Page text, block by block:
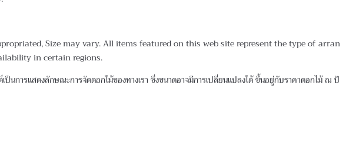
Size may vary. All items featured on this web site represent the type of arran
in certain regions.
นการแสดงลักษณะการจัดดอกไม้ของทางเรา ซึ่งขนาดอาจมีการเปลี่ยนแปลงได้ ขึ้นอยู่กับราคาดอกไม้ ณ ปั